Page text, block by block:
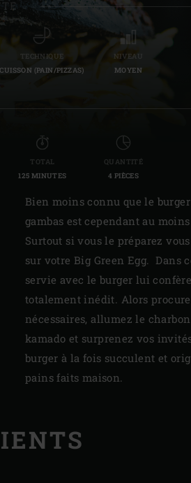
Slovenia | Slovenija
Spain | España
Switzerland (French) |
Switzerland | Schweiz
TECHNIQUE
CUISSON (PAIN/PIZZAS)
NIVEAU
MOYEN
TOTAL
125 MINUTES
QUANTITÉ
4 PIÈCES
Bien moins connu que le
gambas est cependant au
Surtout si vous le préparez
sur votre Big Green Egg. Dans
servie avec le burger lui
totalement inédit. Alors
nécessaires, allumez le
kamado et surprenez vos
burger à la fois succulent et
pains faits maison.